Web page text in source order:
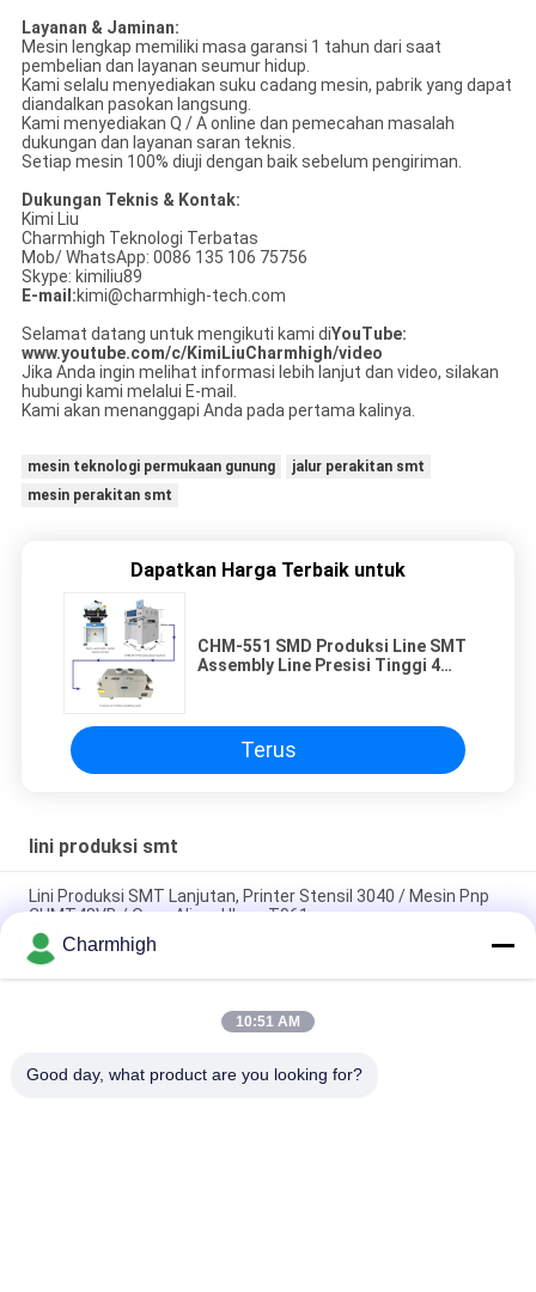
Layanan & Jaminan:
Mesin lengkap memiliki masa garansi 1 tahun dari saat
pembelian dan layanan seumur hidup.
Kami selalu menyediakan suku cadang mesin, pabrik yang dapat
diandalkan pasokan langsung.
Kami menyediakan Q / A online dan pemecahan masalah
dukungan dan layanan saran teknis.
Setiap mesin 100% diuji dengan baik sebelum pengiriman.
Dukungan Teknis & Kontak:
Kimi Liu
Charmhigh Teknologi Terbatas
Mob/ WhatsApp: 0086 135 106 75756
Skype: kimiliu89
E-mail:kimi@charmhigh-tech.com
Selamat datang untuk mengikuti kami diYouTube:
www.youtube.com/c/KimiLiuCharmhigh/video
Jika Anda ingin melihat informasi lebih lanjut dan video, silakan
hubungi kami melalui E-mail.
Kami akan menanggapi Anda pada pertama kalinya.
mesin teknologi permukaan gunung
jalur perakitan smt
mesin perakitan smt
Dapatkan Harga Terbaik untuk
CHM-551 SMD Produksi Line SMT
Assembly Line Presisi Tinggi 4
Terus
lini produksi smt
Lini Produksi SMT Lanjutan, Printer Stensil 3040 / Mesin Pnp
CHMT48VB / Oven Aliran Ulang T961
Total Panjang 3,5m Tinggi Precision SMT kecil Produksi Line
0201, BGA, 144 pin IC
Jalur Perakitan PCB Otomatis Penuh Kinerja Tinggi Untuk
Charmhigh
10:51 AM
Good day, what product are you looking for?